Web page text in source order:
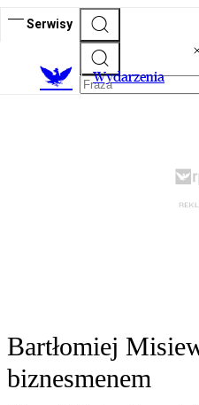
Serwisy
Wydarzenia
Bartłomiej
biznesmenem